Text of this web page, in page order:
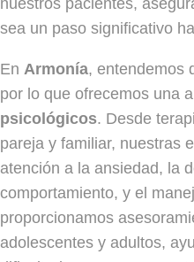
sea un paso significativo
En Armonía, entendemos
por lo que ofrecemos una
psicológicos. Desde
pareja y familiar, nuestras
atención a la ansiedad, la
comportamiento, y el
proporcionamos
adolescentes y adultos,